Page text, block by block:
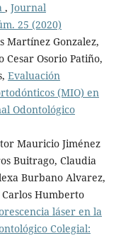
, Journal
25 (2020)
Martínez Gonzalez,
Cesar Osorio Patiño,
Evaluación
(MIO) en
Odontológico
Mauricio Jiménez
Buitrago, Claudia
Burbano Alvarez,
Humberto
láser en la
Colegial: